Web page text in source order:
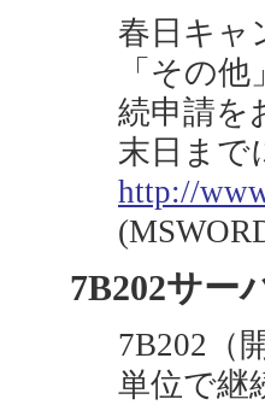
春日キャ
「その
続申請を
末日まで
http://
7B202サー
7B202（
単位で継